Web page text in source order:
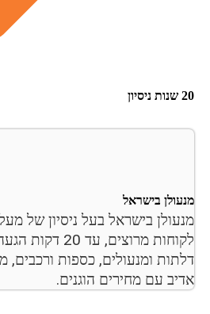
20 שנות ניסיון
מנעולן בישראל
לקוחות מרוצים,
דלתות ומנעולים, כספות ורכבים,
אדיב עם מחירים הוגנים.